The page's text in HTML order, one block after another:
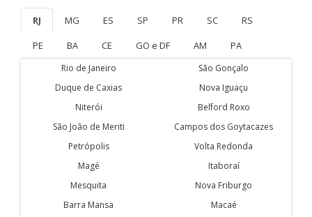
RJ MG ES SP PR SC
RS
PE
BA CE GO e DF AM PA
Rio de Janeiro
São Gonçalo
Duque de Caxias
Nova Iguaçu
Niterói
Belford Roxo
São João de Meriti
Campos dos Goytacazes
Petrópolis
Volta Redonda
Magé
Itaboraí
Mesquita
Nova Friburgo
Barra Mansa
Macaé